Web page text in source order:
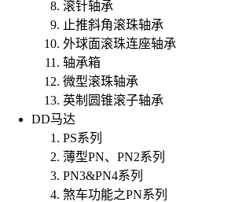
滚针轴承
止推斜角滚珠轴承
外球面滚珠连座轴承
轴承箱
微型滚珠轴承
英制圆锥滚子轴承
DD马达
PS系列
薄型PN、PN2系列
PN3&PN4系列
煞车功能之PN系列